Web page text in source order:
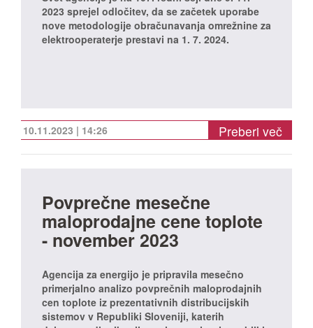
2023 sprejel odločitev, da se začetek uporabe
nove metodologije obračunavanja omrežnine za
elektrooperaterje prestavi na 1. 7. 2024.
10.11.2023 | 14:26 Preberi več
Povprečne mesečne
maloprodajne cene toplote
- november 2023
Agencija za energijo je pripravila mesečno
primerjalno analizo povprečnih maloprodajnih
cen toplote iz prezentativnih distribucijskih
sistemov v Republiki Sloveniji, katerih